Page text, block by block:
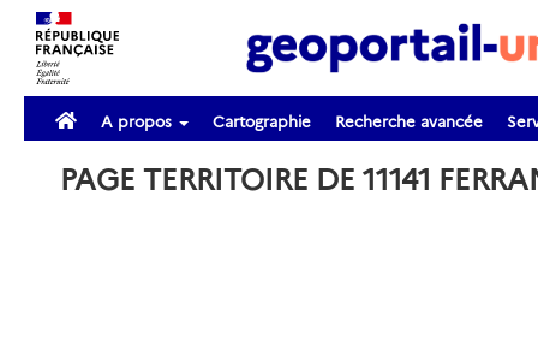
A propos Cartographie Recherche avancée
PAGE TERRITOIRE DE 11141